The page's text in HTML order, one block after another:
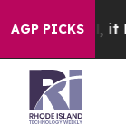
AGP PICKS
Well, it